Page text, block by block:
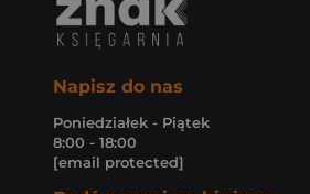
Napisz do nas
Poniedziałek - Piątek
8:00 - 18:00
[email protected]